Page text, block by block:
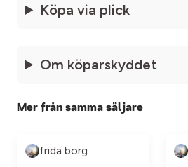
Köpa via plick
Om köparskyddet
Mer från samma säljare
frida borg